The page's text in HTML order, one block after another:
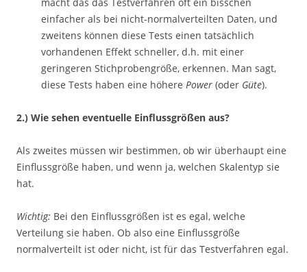
einfacher als bei nicht-normalverteilten Daten, und
zweitens können diese Tests einen tatsächlich
vorhandenen Effekt schneller, d.h. mit einer
geringeren Stichprobengröße, erkennen. Man sagt,
diese Tests haben eine höhere Power (oder Güte).
2.) Wie sehen eventuelle Einflussgrößen aus?
Als zweites müssen wir bestimmen, ob wir überhaupt eine
Einflussgröße haben, und wenn ja, welchen Skalentyp sie
hat.
Wichtig: Bei den Einflussgrößen ist es egal, welche
Verteilung sie haben. Ob also eine Einflussgröße
normalverteilt ist oder nicht, ist für das Testverfahren egal.